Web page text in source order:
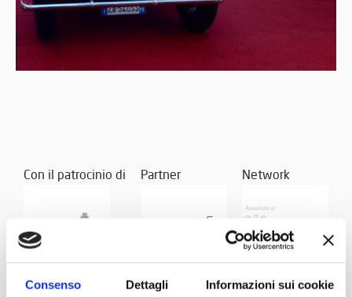
Consenso Dettagli Informazioni sui cookie
Con il patrocinio di Partner Network